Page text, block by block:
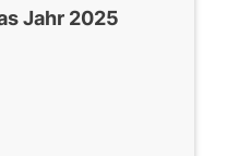
Jahr 2025